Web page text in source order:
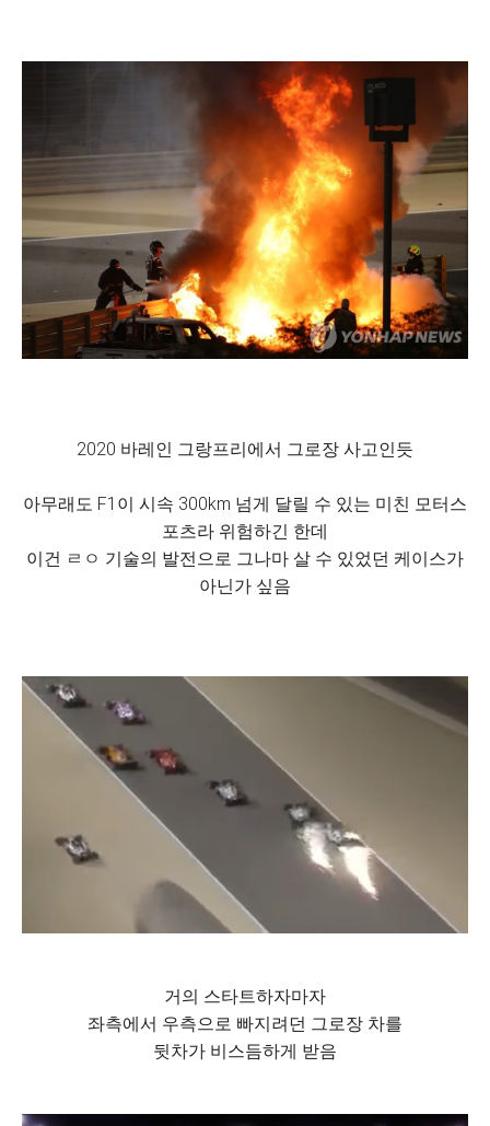
2020 바레인 그랑프리에서 그로장 사고인듯
아무래도 F1이 시속 300km 넘게 달릴 수 있는 미친 모터스
포츠라 위험하긴 한데
이건 ㄹㅇ 기술의 발전으로 그나마 살 수 있었던 케이스가
아닌가 싶음
거의 스타트하자마자
좌측에서 우측으로 빠지려던 그로장 차를
뒷차가 비스듬하게 받음